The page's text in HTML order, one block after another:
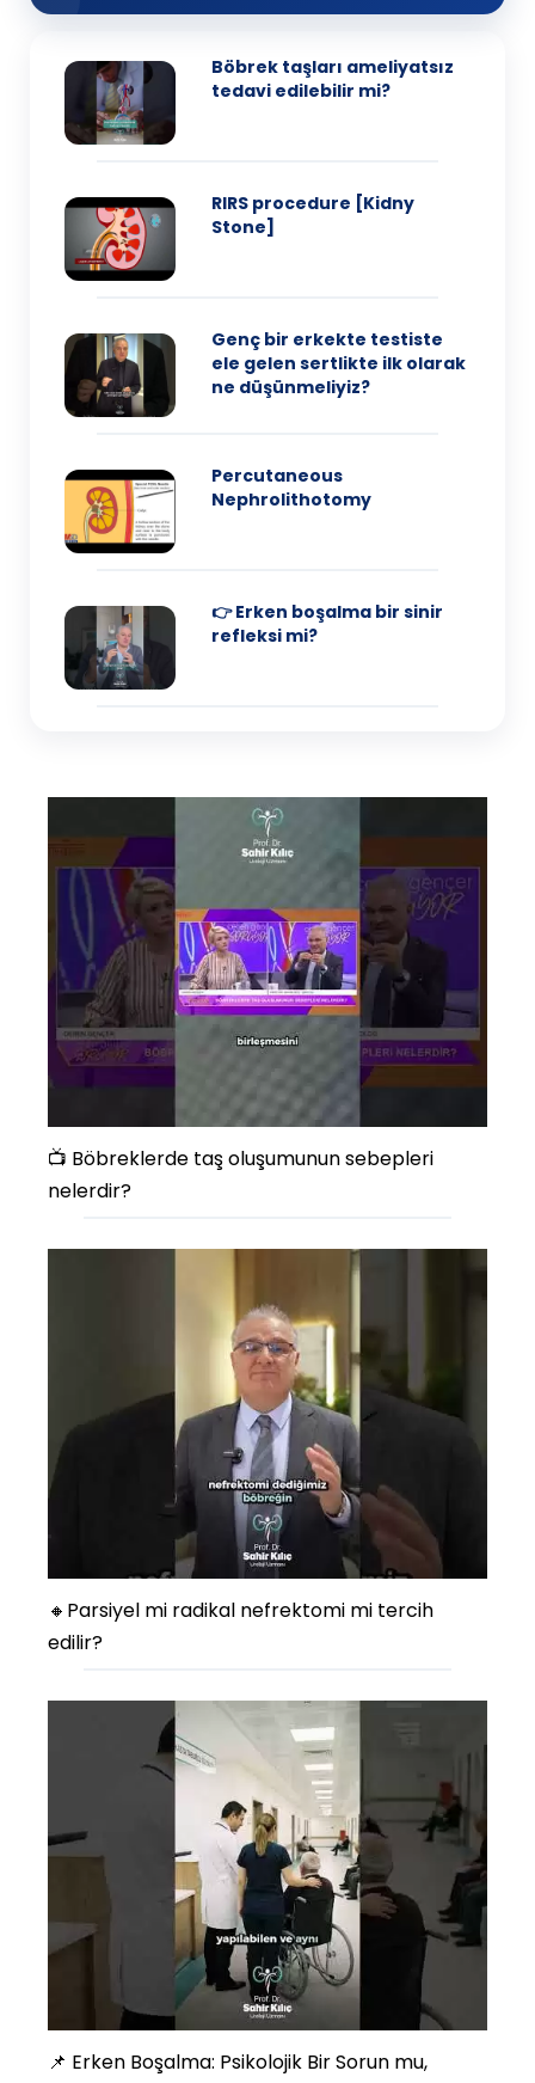
Böbrek taşları ameliyatsız
tedavi edilebilir mi?
RIRS procedure [Kidny
Stone]
Genç bir erkekte testiste
ele gelen sertlikte ilk olarak
ne düşünmeliyiz?
Percutaneous
Nephrolithotomy
👉 Erken boşalma bir sinir
refleksi mi?
📺 Böbreklerde taş oluşumunun sebepleri
nelerdir?
🔸Parsiyel mi radikal nefrektomi mi tercih
edilir?
📌 Erken Boşalma: Psikolojik Bir Sorun mu,